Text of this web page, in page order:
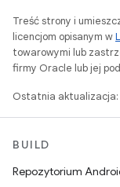
Treść strony i
licencjom opisanym w
towarowymi lub
firmy Oracle lub jej
Ostatnia
BUILD
Repozytorium